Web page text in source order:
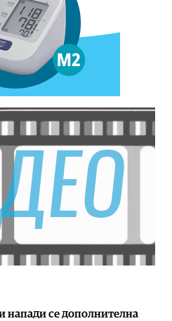
напади се дополнителна